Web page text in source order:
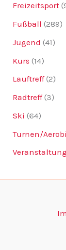
Freizeitsport
Fußball (289)
Jugend (41)
Kurs (14)
Lauftreff(2)
Radtreff(3)
Ski (64)
Turnen/
Veranstaltung